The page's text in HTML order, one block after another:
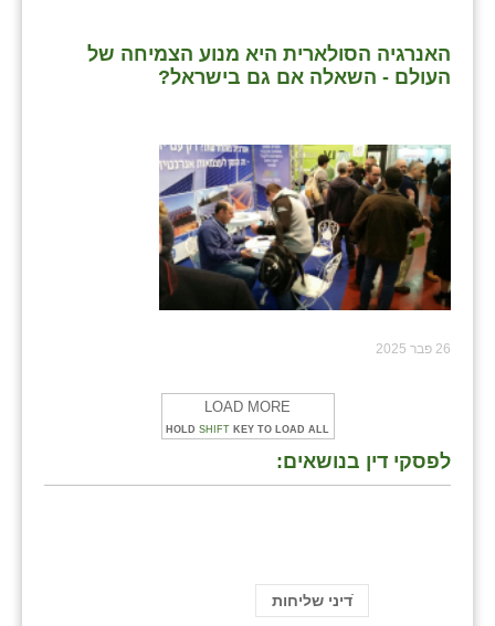
האנרגיה הסולארית היא מנוע הצמיחה של
העולם - השאלה אם גם בישראל?
26 פבר 2025
LOAD MORE
HOLD SHIFT KEY TO LOAD ALL
לפסקי דין בנושאים:
ֿדיני שליחות